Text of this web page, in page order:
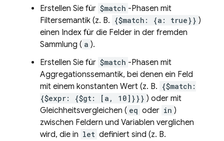
Erstellen Sie für $match -Phasen mit
Filtersemantik (z. B. {$match: {a: true}} )
einen Index für die Felder in der fremden
Sammlung ( a ).
Erstellen Sie für $match -Phasen mit
Aggregationssemantik, bei denen ein Feld
mit einem konstanten Wert (z. B. {$match:
{$expr: {$gt: [a, 10]}}} ) oder mit
Gleichheitsvergleichen ( eq oder in )
zwischen Feldern und Variablen verglichen
wird, die in let definiert sind (z. B.